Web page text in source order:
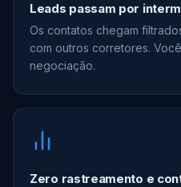
Leads passam por
Os contatos chegam
com outros corretores.
negociação.
Zero rastreamento e